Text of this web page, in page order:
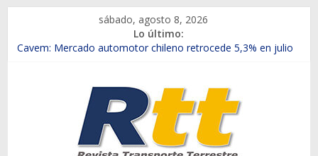
contenido
sábado, agosto 8, 2026
Lo último:
Chile es el primer mercado internacional en lanzar la nueva
Salfa suma vehículos electrificados de Chevrolet en el Biobío
Samex amplía su red con nuevas sucursales en Rancagua y
SINOTRUK Pick-ups presentó la recién estrenada Bolden en
la Expo Compras Públicas 2026